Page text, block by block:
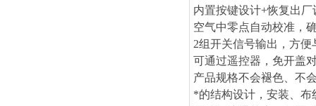
内置按键设计+恢复出
空气中零点自动校准，
2组开关信号输出，方
可通过遥控器，免开盖
产品规格不会褪色、不
*的结构设计，安装、